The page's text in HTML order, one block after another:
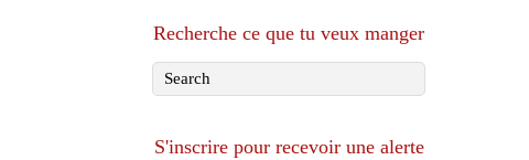
Recherche ce que tu veux manger
S'inscrire pour recevoir une alerte